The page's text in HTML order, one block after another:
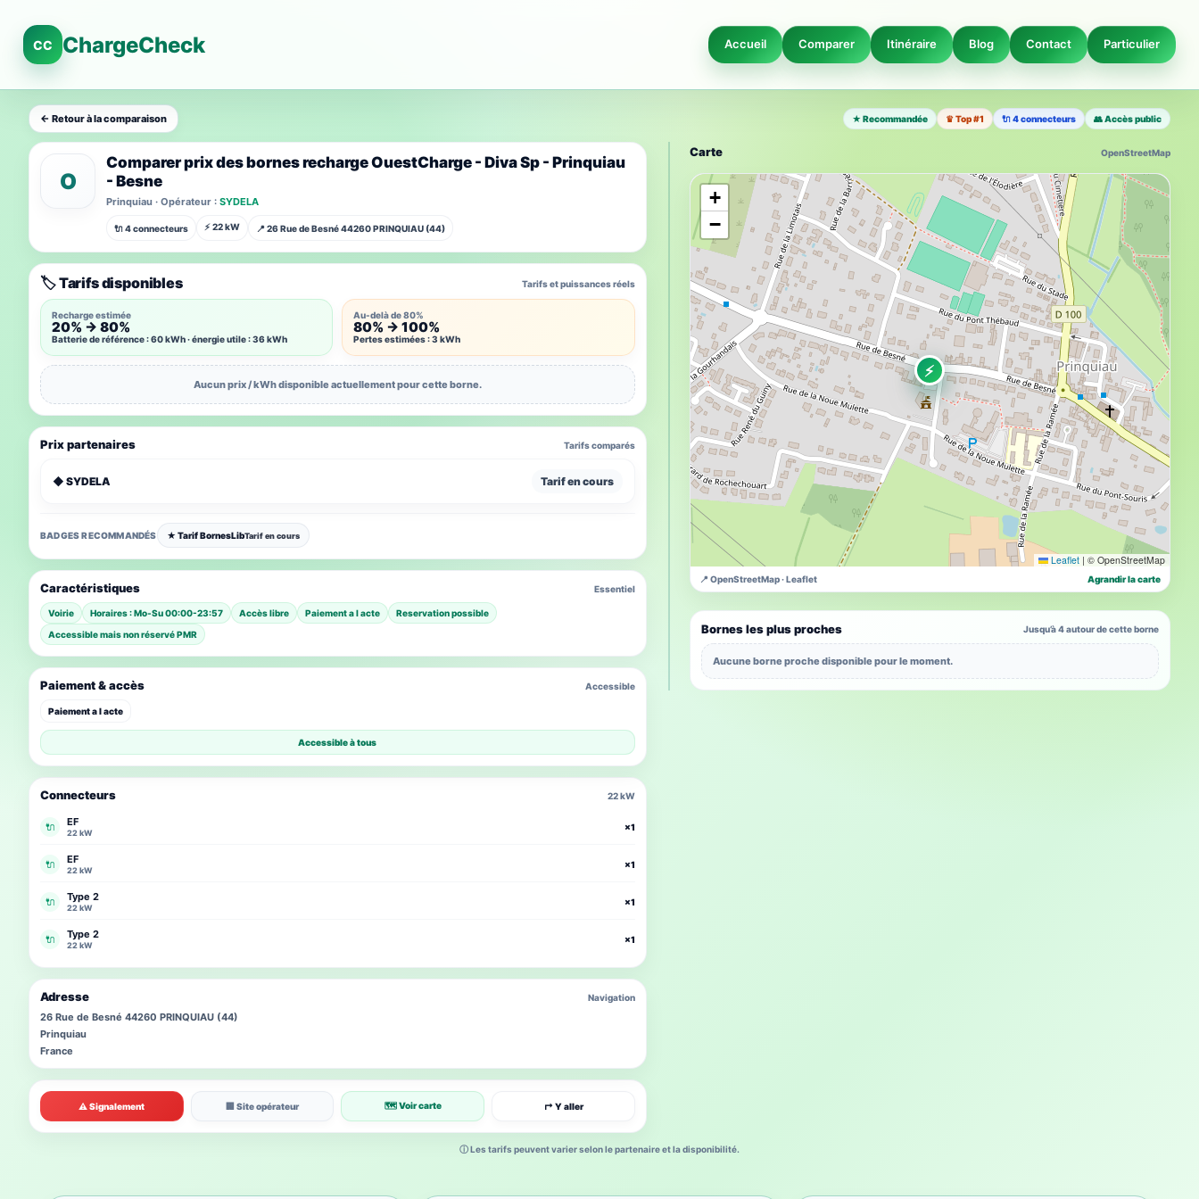
CC ChargeCheck Accueil Comparer Itinéraire Blog Contact Particulier
← Retour à la comparaison ★ Recommandée ♛ Top #1 🔌 4 connecteurs 👥 Accès public
O
Comparer prix des bornes recharge OuestCharge - Diva Sp - Prinquiau
- Besne
Prinquiau · Opérateur : SYDELA
🔌 4 connecteurs ⚡ 22 kW 📍 26 Rue de Besné 44260 PRINQUIAU (44)
Carte OpenStreetMap
⚡
+
−
Leaflet | © OpenStreetMap
📍 OpenStreetMap · Leaflet Agrandir la carte
Bornes les plus proches Jusqu’à 4 autour de cette borne
Aucune borne proche disponible pour le moment.
🏷️ Tarifs disponibles Tarifs et puissances réels
Recharge estimée
20% → 80%
Batterie de référence : 60 kWh · énergie utile : 36 kWh
Au-delà de 80%
80% → 100%
Pertes estimées : 3 kWh
Aucun prix / kWh disponible actuellement pour cette borne.
Prix partenaires Tarifs comparés
◆ SYDELA Tarif en cours
BADGES RECOMMANDÉS ★ Tarif BornesLibTarif en cours
⚠ Signalement 🏢 Site opérateur 🗺 Voir carte ↱ Y aller
Caractéristiques Essentiel
Voirie Horaires : Mo-Su 00:00-23:57 Accès libre Paiement a l acte
Reservation possible
Accessible mais non réservé PMR
Connecteurs 22 kW
🔌 EF
22 kW
×1
🔌 EF
22 kW
×1
🔌 Type 2
22 kW
×1
🔌 Type 2
22 kW
×1
Paiement & accès Accessible
Paiement a l acte
Accessible à tous
Adresse Navigation
26 Rue de Besné 44260 PRINQUIAU (44)
Prinquiau
France
ⓘ Les tarifs peuvent varier selon le partenaire et la disponibilité.